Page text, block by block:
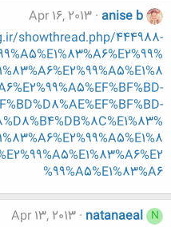
anise b
Apr 16, 2013
showthread.php/444988-
%99%A5%E1%83%A6
N
natanaeal
Apr 13, 2013